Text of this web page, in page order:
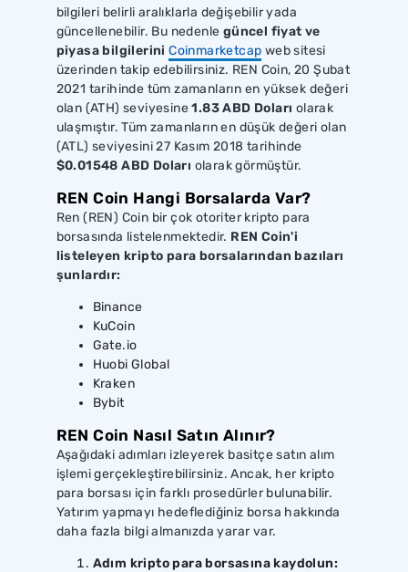
bilgileri belirli aralıklarla değişebilir yada
güncellenebilir. Bu nedenle güncel fiyat ve
piyasa bilgilerini Coinmarketcap web sitesi
üzerinden takip edebilirsiniz. REN Coin, 20 Şubat
2021 tarihinde tüm zamanların en yüksek değeri
olan (ATH) seviyesine1.83 ABD Doları olarak
ulaşmıştır. Tüm zamanların en düşük değeri olan
(ATL) seviyesini 27 Kasım 2018 tarihinde
$0.01548 ABD Doları olarak görmüştür.
REN Coin Hangi Borsalarda Var?
Ren (REN) Coin bir çok otoriter kripto para
borsasında listelenmektedir. REN Coin'i
listeleyen kripto para borsalarından bazıları
şunlardır:
Binance
KuCoin
Gate.io
Huobi Global
Kraken
Bybit
REN Coin Nasıl Satın Alınır?
Aşağıdaki adımları izleyerek basitçe satın alım
işlemi gerçekleştirebilirsiniz. Ancak, her kripto
para borsası için farklı prosedürler bulunabilir.
Yatırım yapmayı hedeflediğiniz borsa hakkında
daha fazla bilgi almanızda yarar var.
Adım kripto para borsasına kaydolun: